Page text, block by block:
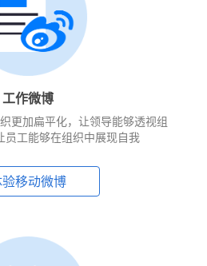
工作微博
更加扁平化，让领导能够透视组
员工能够在组织中展现自我
验移动微博